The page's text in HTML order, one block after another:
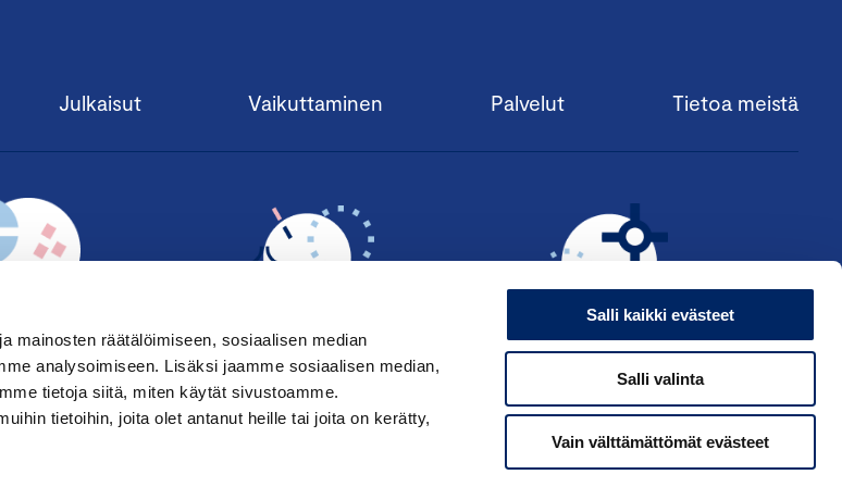
mainosten räätälöimiseen, sosiaalisen median
analysoimiseen. Lisäksi jaamme sosiaalisen median,
tietoja siitä, miten käytät sivustoamme.
tietoihin, joita olet antanut heille tai joita on kerätty,
Salli kaikki evästeet
Salli valinta
Vain välttämättömät evästeet
Julkaisut Vaikuttaminen Palvelut Tietoa meistä
› LIITY JÄSENEKSI › HAE ANSIOMERKKIÄ ›